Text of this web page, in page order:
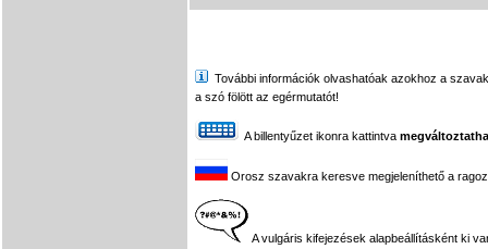
További információk olvashatóak azokhoz a
a szó fölött az egérmutatót!
A billentyűzet ikonra kattintva
Orosz szavakra keresve megjeleníthető a
A vulgáris kifejezések alapbeállításként ki